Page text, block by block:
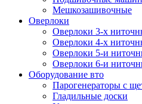
Мешкозашивочные
Оверлоки
Оверлоки 3-х
Оверлоки 4-х
Оверлоки 5-и
Оверлоки 6-и
Оборудование вто
Парогенераторы с
Гладильные доски